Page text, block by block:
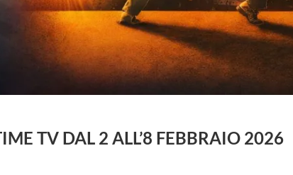
TV DAL 2 ALL’8 FEBBRAIO 2026